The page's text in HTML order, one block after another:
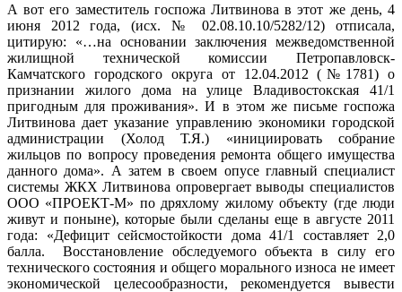
А вот его заместитель госпожа Литвинова в этот же день, 4
июня 2012 года, (исх. № 02.08.10.10/5282/12) отписала,
цитирую: «…на основании заключения межведомственной
жилищной технической комиссии Петропавловск-
Камчатского городского округа от 12.04.2012 (№1781) о
признании жилого дома на улице Владивостокская 41/1
пригодным для проживания». И в этом же письме госпожа
Литвинова дает указание управлению экономики городской
администрации (Холод Т.Я.) «инициировать собрание
жильцов по вопросу проведения ремонта общего имущества
данного дома». А затем в своем опусе главный специалист
системы ЖКХ Литвинова опровергает выводы специалистов
ООО «ПРОЕКТ-М» по дряхлому жилому объекту (где люди
живут и поныне), которые были сделаны еще в августе 2011
года: «Дефицит сейсмостойкости дома 41/1 составляет 2,0
балла. Восстановление обследуемого объекта в силу его
технического состояния и общего морального износа не имеет
экономической целесообразности, рекомендуется вывести